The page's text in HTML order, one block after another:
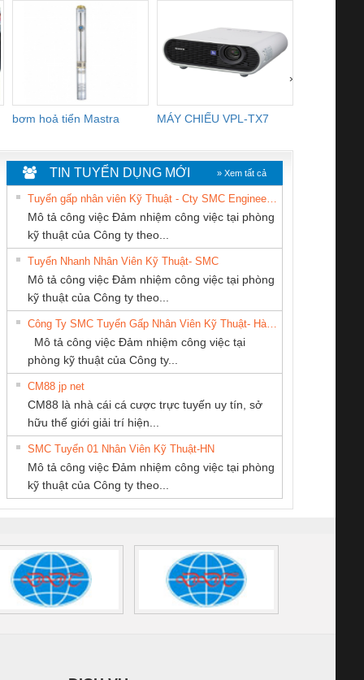
CHANNELS
bơm hoả tiển Mastra MÁY CHIẾU VPL-TX7
›
Le An Toàn
Contact
– PSR-
SCP-
FSP/2X1/1X2
sát chuỗi
tấm pin
16I+
(2502520000)
Bộ giám sát chuỗi
tấm pin
TRANSCLINIC 16I+
1K5 L (2433950000)
Bộ giám sát dòng
TRANSCLINIC 16I+
(2008130000)
Bộ chỉnh lưu nguồn
điện TRANSCLINIC
BKE 1K5.4
(7791400879)2. Giá
Nẹp nhôm chống
trơn Đà Nẵng
CÔNG TY CP TỰ
ĐỘNG TIẾN
HƯNG
CÔNG TY TNHH
MEKONG MARINE
SUPPLY
CÔNG TY CỔ
TIẾN HƯNG
CÔNG TY TNHH
KINH DOANH
DỊCH VỤ XNK
PHƯƠNG NAM
Ba Miền
TM-DV DAI DONG
TIN TUYỂN DỤNG MỚI » Xem tất cả
Mô tả công việc Đảm nhiệm công việc tại phòng
kỹ thuật của Công ty theo...
Tuyển Nhanh Nhân Viên Kỹ Thuật- SMC
Mô tả công việc Đảm nhiệm công việc tại phòng
kỹ thuật của Công ty theo...
Mô tả công việc Đảm nhiệm công việc tại
phòng kỹ thuật của Công ty...
CM88 jp net
CM88 là nhà cái cá cược trực tuyến uy tín, sở
hữu thế giới giải trí hiện...
SMC Tuyển 01 Nhân Viên Kỹ Thuật-HN
Mô tả công việc Đảm nhiệm công việc tại phòng
kỹ thuật của Công ty theo...